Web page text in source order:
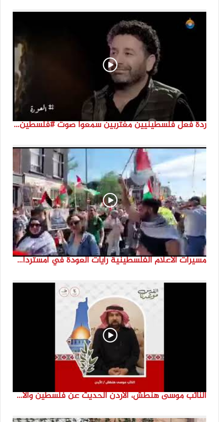
ردة فعل فلسطينيين مغتربين سمعوا صوت #فلسطين لأول مرة #نتماء2022 #القدس_موعدنا #النكبة74
مسيرات الاعلام الفلسطينية رايات العودة في امستردام #النكبة74 #انتماء2022 #القدس_موعدنا
النائب موسى هنطش، الأردن الحديث عن فلسطين والاقصى هو عنصر تحدي من تحديات الأُمة في تاريخها الطويل. #انتماء2022